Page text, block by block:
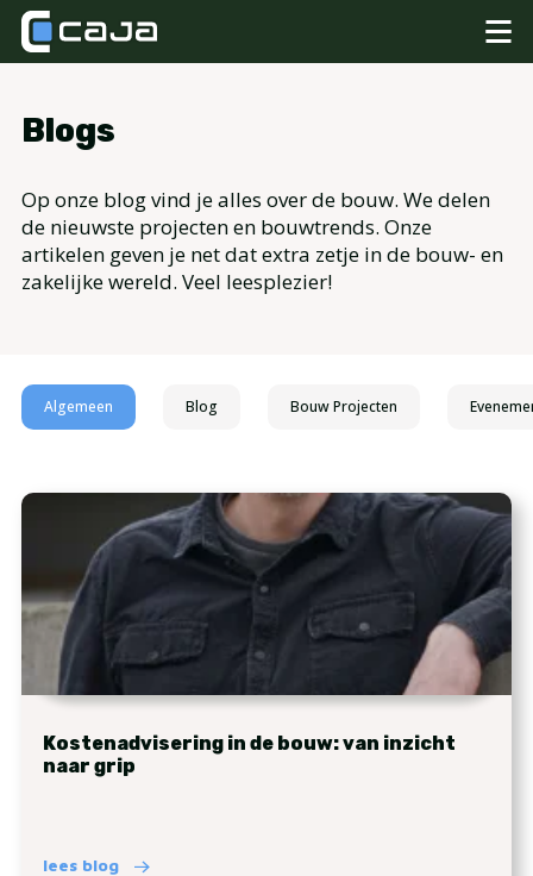
Blogs
Op onze blog vind je alles over de bouw. We delen
de nieuwste projecten en bouwtrends. Onze
artikelen geven je net dat extra zetje in de bouw- en
zakelijke wereld. Veel leesplezier!
Algemeen Blog Bouw Projecten
Kostenadvisering in de bouw: van inzicht
naar grip
lees blog